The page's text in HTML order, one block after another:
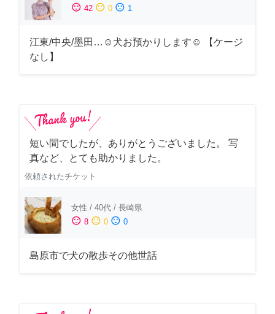
sentiment_satisfied 42 sentiment_neutral 0 sentiment_dissatisfied 1
江東/中央/墨田…☺︎犬お預かりします☺︎ 【ケージ
なし】
短い間でしたが、ありがとうございました。 写
真など、とても助かりました。
依頼されたチケット
女性 / 40代 / 長崎県
sentiment_satisfied 8 sentiment_neutral 0 sentiment_dissatisfied 0
島原市で犬の散歩その他世話